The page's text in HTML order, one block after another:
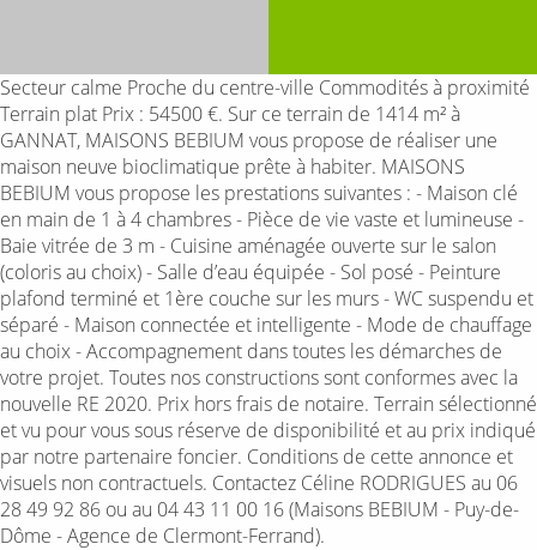
Secteur calme Proche du centre-ville Commodités à proximité
Terrain plat Prix : 54500 €. Sur ce terrain de 1414 m² à
GANNAT, MAISONS BEBIUM vous propose de réaliser une
maison neuve bioclimatique prête à habiter. MAISONS
BEBIUM vous propose les prestations suivantes : - Maison clé
en main de 1 à 4 chambres - Pièce de vie vaste et lumineuse -
Baie vitrée de 3 m - Cuisine aménagée ouverte sur le salon
(coloris au choix) - Salle d’eau équipée - Sol posé - Peinture
plafond terminé et 1ère couche sur les murs - WC suspendu et
séparé - Maison connectée et intelligente - Mode de chauffage
au choix - Accompagnement dans toutes les démarches de
votre projet. Toutes nos constructions sont conformes avec la
nouvelle RE 2020. Prix hors frais de notaire. Terrain sélectionné
et vu pour vous sous réserve de disponibilité et au prix indiqué
par notre partenaire foncier. Conditions de cette annonce et
visuels non contractuels. Contactez Céline RODRIGUES au 06
28 49 92 86 ou au 04 43 11 00 16 (Maisons BEBIUM - Puy-de-
Dôme - Agence de Clermont-Ferrand).